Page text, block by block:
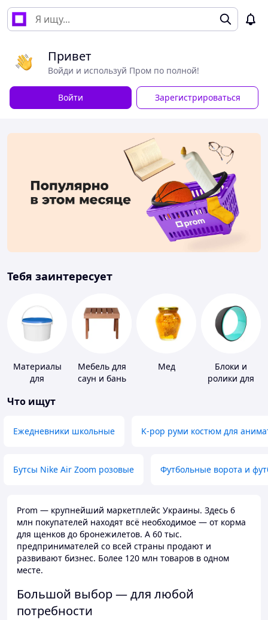
Привет
Войди и используй Пром по полной!
Войти Зарегистрироваться
Тебя заинтересует
Материалы
для
полимерных
Мебель для
саун и бань
Мед
Блоки и
ролики для
Что ищут
Ежедневники школьные K-pop руми костюм для
Бутсы Nike Air Zoom розовые Футбольные ворота и
Prom — крупнейший маркетплейс Украины. Здесь 6
млн покупателей находят всё необходимое — от корма
для щенков до бронежилетов. А 60 тыс.
предпринимателей со всей страны продают и
развивают бизнес. Более 120 млн товаров в одном
месте.
Большой выбор — для любой
потребности